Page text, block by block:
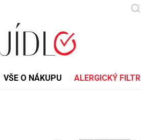
VŠE O NÁKUPU ALERGICKÝ FILTR